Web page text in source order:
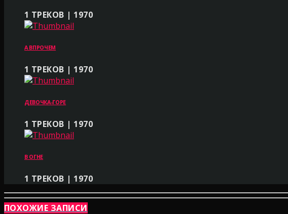
1 ТРЕКОВ | 1970
А ВПРОЧЕМ
1 ТРЕКОВ | 1970
ДЕВОЧКА-ГОРЕ
1 ТРЕКОВ | 1970
В ОГНЕ
1 ТРЕКОВ | 1970
ПОХОЖИЕ ЗАПИСИ